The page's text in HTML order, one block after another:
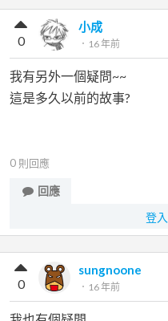
小成
． 16 年前
0
我有另外一個疑問~~
這是多久以前的故事?
0 則回應
回應
登
sungnoone
． 16 年前
0